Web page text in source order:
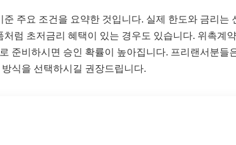
준 주요 조건을 요약한 것입니다. 실제 한도와 금리는
처럼 초저금리 혜택이 있는 경우도 있습니다. 위촉계
준비하시면 승인 확률이 높아집니다. 프리랜서분들
식을 선택하시길 권장드립니다.